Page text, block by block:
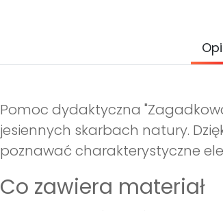
Pomoc dydaktyczna
jesiennych skarbach natury.
poznawać charakterystyczne
Co zawiera materiał